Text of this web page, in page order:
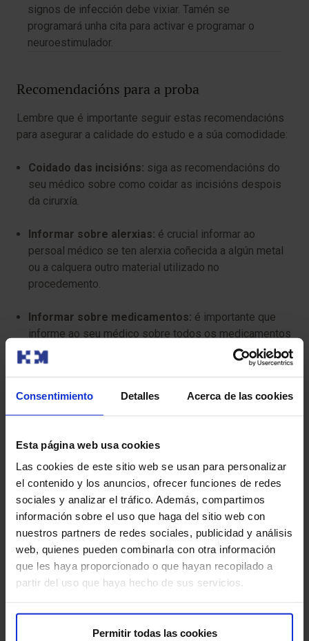
Consentimiento Detalles Acerca de las cookies
Esta página web usa cookies
Las cookies de este sitio web se usan para personalizar
el contenido y los anuncios, ofrecer funciones de redes
sociales y analizar el tráfico. Además, compartimos
información sobre el uso que haga del sitio web con
nuestros partners de redes sociales, publicidad y análisis
web, quienes pueden combinarla con otra información
que les haya proporcionado o que hayan recopilado a
partir del uso que haya hecho de sus servicios.
Permitir todas las cookies
signos de infección debe vixiar. Tamén se
programará unha cita para activar e programar o
neuroestimulador.
Recomendacións para a proba
Lembre que é importante seguir estas recomendacións
para asegurar a calidade do estudo e a súa comodidade:
Coidado das incisións: siga as recomendacións do
seu médico sobre como coidar as incisións despois
da cirurxía.
Informar sobre alerxias: é crucial informar ao
persoal médico se ten alerxia coñecida a algún metal
ou a calquera outro material utilizado no
procedemento.
Informar sobre medicamentos: é importante que
informe ao seu médico sobre todos os medicamentos
que estea a tomar, incluíndo os de venda libre e os
suplementos.
Suspender certos medicamentos:é posible que
deba suspender certos medicamentos antes da
do seu médico.
Instrucións preoperatorias:siga coidadosamente
todas as indicacións proporcionadas polo seu médico
ou polo persoal do hospital.
¿Ten algún risco?
A estimulación cerebral profunda (DBS) é xeralmente